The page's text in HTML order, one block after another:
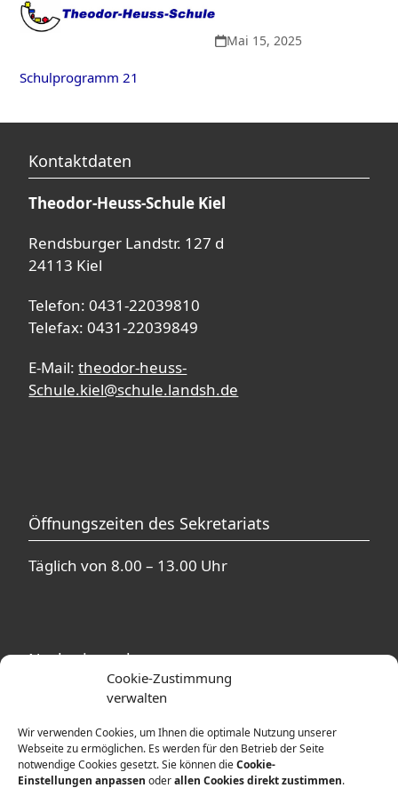
Cookie-Zustimmung
verwalten
Wir verwenden Cookies, um Ihnen die optimale Nutzung unserer
Webseite zu ermöglichen. Es werden für den Betrieb der Seite
notwendige Cookies gesetzt. Sie können dieCookie-
Einstellungen anpassen oderallen Cookies direkt zustimmen.
SkipOpen
menu
Close
menu
Mai 15, 2025
Schulprogramm 21
Kontaktdaten
Theodor-Heuss-Schule Kiel
Rendsburger Landstr. 127 d
24113 Kiel
Telefon: 0431-22039810
Telefax: 0431-22039849
E-Mail:theodor-heuss-
Schule.kiel@schule.landsh.de
Öffnungszeiten des Sekretariats
Täglich von 8.00 – 13.00 Uhr
Nachmittagsbetreuung
In unmittelbarer Nähe zur Theodor-Heuss-
Schule befinden sich mehrere
Betreuungsangebote. Ausführliche
Informationen erhalten Sie von den
Betreuerinnen und Betreuern der